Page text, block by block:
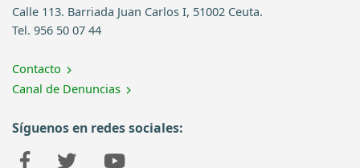
Calle 113. Barriada Juan Carlos I, 51002 Ceuta.
Tel. 956 50 07 44
Contacto
Canal de Denuncias
Síguenos en redes sociales: